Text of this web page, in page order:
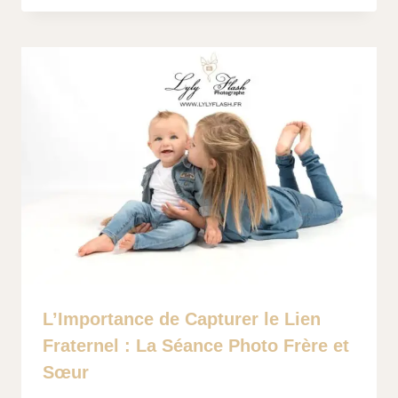
L’Importance de Capturer le Lien
Fraternel : La Séance Photo Frère et
Sœur